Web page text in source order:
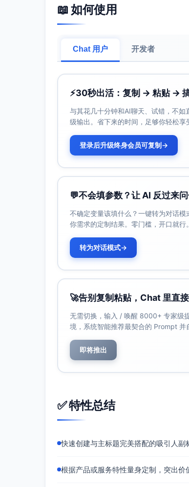
给您的生活带来什么改变？
随时享受专业级咖啡体验
不用再跑咖啡馆，也不需要复杂
口感。
时刻保持最佳温度
热爱慢饮的您也无需担心咖啡口
立即行动：让咖啡时光更智慧
[购买智能恒温咖啡机]
让每一天的咖啡时光轻松、有趣且美
📖 如何使用
Chat 用户 开发者
⚡30秒出活：复制 → 粘贴 →
与其花几十分钟和AI聊天、试错，不
级输出。省下来的时间，足够你轻松享
登录后升级终身会员可复制→
💬不会填参数？让 AI 反过来
不确定变量该填什么？一键转为对话
你需求的定制结果。零门槛，开口就行。
转为对话模式→
🚀告别复制粘贴，Chat 里直
无需切换，输入 / 唤醒 8000+ 专家级
境，系统智能推荐最契合的 Prompt 并
即将推出
✅ 特性总结
快速创建与主标题完美搭配的吸引人副
根据产品或服务特性量身定制，突出价